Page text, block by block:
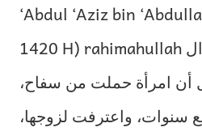
‘Abdul ‘Aziz bin
1420 H) rahimahullah السؤال: Pertanyaan:
أن امرأة حملت من سفاح،
سنوات، واعترفت لزوجها،